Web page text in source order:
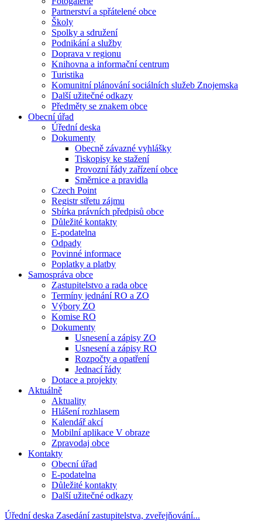
Partnerství a spřátelené obce
Školy
Spolky a sdružení
Podnikání a služby
Doprava v regionu
Knihovna a informační centrum
Turistika
Komunitní plánování sociálních služeb Znojemska
Další užitečné odkazy
Předměty se znakem obce
Obecní úřad
Úřední deska
Dokumenty
Obecně závazné vyhlášky
Tiskopisy ke stažení
Provozní řády zařízení obce
Směrnice a pravidla
Czech Point
Registr střetu zájmu
Sbírka právních předpisů obce
Důležité kontakty
E-podatelna
Odpady
Povinné informace
Poplatky a platby
Samospráva obce
Zastupitelstvo a rada obce
Termíny jednání RO a ZO
Výbory ZO
Komise RO
Dokumenty
Usnesení a zápisy ZO
Usnesení a zápisy RO
Rozpočty a opatření
Jednací řády
Dotace a projekty
Aktuálně
Aktuality
Hlášení rozhlasem
Kalendář akcí
Mobilní aplikace V obraze
Zpravodaj obce
Kontakty
Obecní úřad
E-podatelna
Důležité kontakty
Další užitečné odkazy
Úřední deska Zasedání zastupitelstva, zveřejňování...